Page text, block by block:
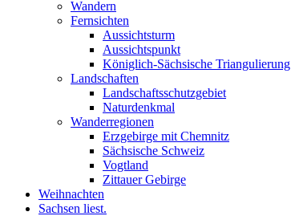
Wandern
Fernsichten
Aussichtsturm
Aussichtspunkt
Königlich-Sächsische Triangulierung
Landschaften
Landschaftsschutzgebiet
Naturdenkmal
Wanderregionen
Erzgebirge mit Chemnitz
Sächsische Schweiz
Vogtland
Zittauer Gebirge
Weihnachten
Sachsen liest.